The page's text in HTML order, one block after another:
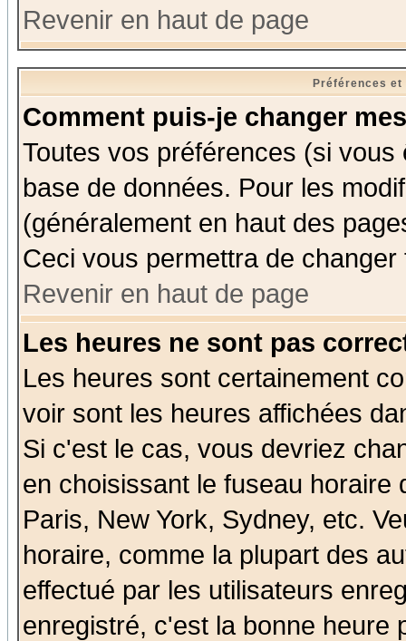
Revenir en haut de page
Préférences
Comment puis-je changer
Toutes vos préférences (si
base de données. Pour les
(généralement en haut des
Ceci vous permettra de
Revenir en haut de page
Les heures ne sont pas
Les heures sont certainement
voir sont les heures affichées
Si c'est le cas, vous devriez
en choisissant le fuseau
Paris, New York, Sydney, etc.
horaire, comme la plupart des
effectué par les utilisateurs
enregistré, c'est la bonne heure